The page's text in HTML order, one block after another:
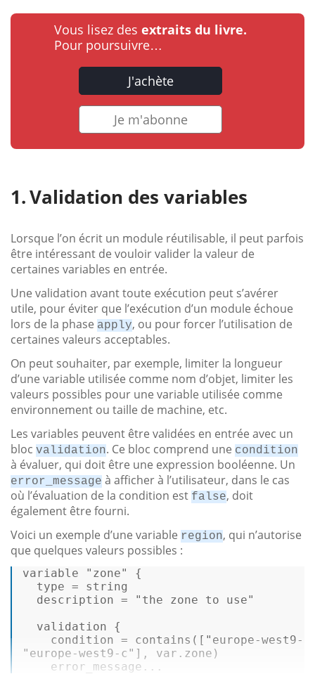
Vous lisez des extraits du livre.
Pour poursuivre…
J'achète
Je m'abonne
Validation des variables
Lorsque l’on écrit un module réutilisable, il peut parfois
être intéressant de vouloir valider la valeur de
certaines variables en entrée.
Une validation avant toute exécution peut s’avérer
utile, pour éviter que l’exécution d’un module échoue
lors de la phase apply, ou pour forcer l’utilisation de
certaines valeurs acceptables.
On peut souhaiter, par exemple, limiter la longueur
d’une variable utilisée comme nom d’objet, limiter les
valeurs possibles pour une variable utilisée comme
environnement ou taille de machine, etc.
Les variables peuvent être validées en entrée avec un
bloc validation. Ce bloc comprend une condition
à évaluer, qui doit être une expression booléenne. Un
error_message à afficher à l’utilisateur, dans le cas
où l’évaluation de la condition est false, doit
également être fourni.
Voici un exemple d’une variable region, qui n’autorise
que quelques valeurs possibles :
variable "zone"
{
type = string
description =
"the zone to use"
validation {
condition = contains([ "europe-west9-
"europe-west9-c" ], var .zone)
error_message...